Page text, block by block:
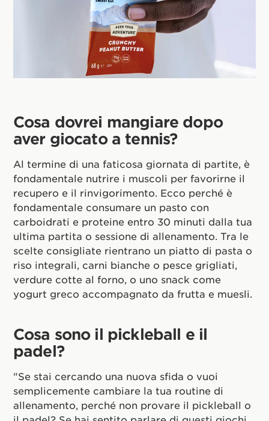
Cosa dovrei mangiare dopo
aver giocato a tennis?
Al termine di una faticosa giornata di partite, è
fondamentale nutrire i muscoli per favorirne il
recupero e il rinvigorimento. Ecco perché è
fondamentale consumare un pasto con
carboidrati e proteine entro 30 minuti dalla tua
ultima partita o sessione di allenamento. Tra le
scelte consigliate rientrano un piatto di pasta o
riso integrali, carni bianche o pesce grigliati,
verdure cotte al forno, o uno snack come
yogurt greco accompagnato da frutta e muesli.
Cosa sono il pickleball e il
padel?
"Se stai cercando una nuova sfida o vuoi
semplicemente cambiare la tua routine di
allenamento, perché non provare il pickleball o